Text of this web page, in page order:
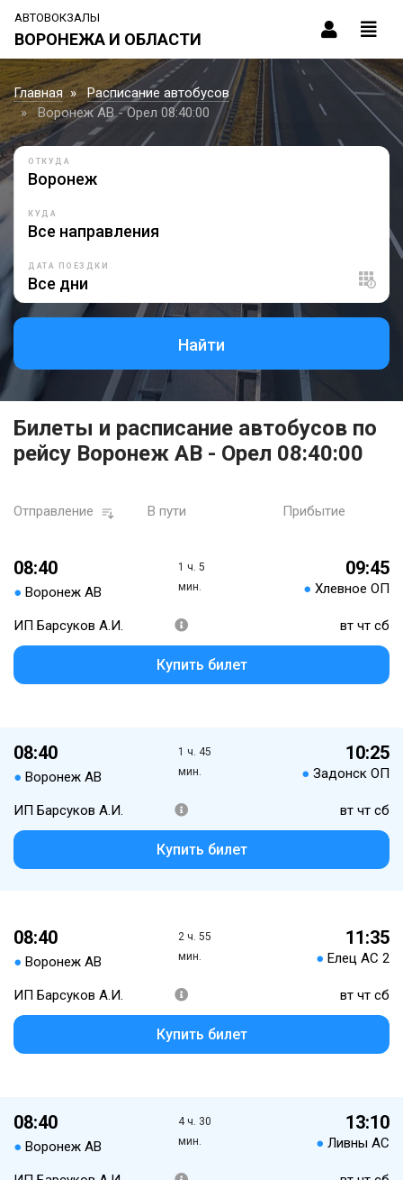
АВТОВОКЗАЛЫ
ВОРОНЕЖА И ОБЛАСТИ
Главная
Расписание автобусов
Воронеж АВ - Орел 08:40:00
ОТКУДА
КУДА
ДАТА ПОЕЗДКИ
Найти
Билеты и расписание автобусов по
рейсу Воронеж АВ - Орел 08:40:00
Отправление В пути Прибытие
08:40
● Воронеж АВ
1 ч. 5
мин.
09:45
● Хлевное ОП
ИП Барсуков А.И. вт чт сб
Купить билет
08:40
● Воронеж АВ
1 ч. 45
мин.
10:25
● Задонск ОП
ИП Барсуков А.И. вт чт сб
Купить билет
08:40
● Воронеж АВ
2 ч. 55
мин.
11:35
● Елец АС 2
ИП Барсуков А.И. вт чт сб
Купить билет
08:40
● Воронеж АВ
4 ч. 30
мин.
13:10
● Ливны АС